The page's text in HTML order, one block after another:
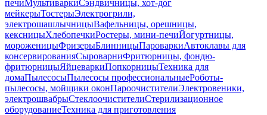
печиМультиваркиСэндвичницы, хот-дог
мейкерыТостерыЭлектрогрили,
электрошашлычницыВафельницы, орешницы,
кексницыХлебопечкиРостеры, мини-печиЙогуртницы,
мороженицыФризерыБлинницыПароваркиАвтоклавы для
консервированияСыроварниФритюрницы, фондю-
фритюрницыЯйцеваркиПопкорницыТехника для
домаПылесосыПылесосы профессиональныеРоботы-
пылесосы, мойщики оконПароочистителиЭлектровеники,
электрошвабрыСтеклоочистителиСтерилизационное
оборудованиеТехника для приготовления